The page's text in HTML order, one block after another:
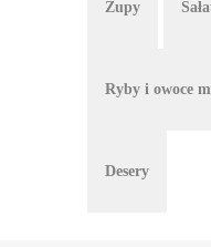
Zupy
Ryby i owoce
Desery